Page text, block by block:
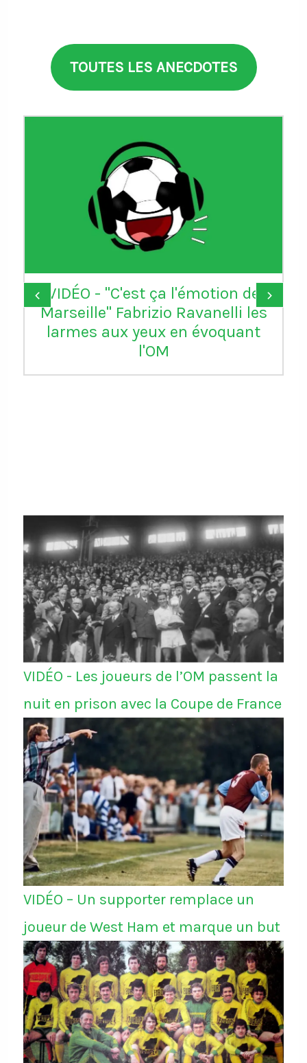
TOUTES LES ANECDOTES
VIDÉO - "C'est ça l'émotion de
Marseille" Fabrizio Ravanelli les
larmes aux yeux en évoquant
l'OM
‹ ›
VIDÉO - Les joueurs de l’OM passent la
nuit en prison avec la Coupe de France
VIDÉO – Un supporter remplace un
joueur de West Ham et marque un but